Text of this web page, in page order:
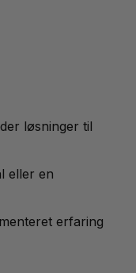
løsninger til
eller en
erfaring